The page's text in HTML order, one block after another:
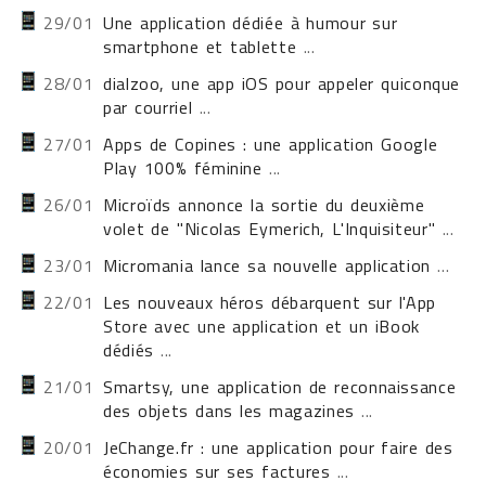
29/01 Une application dédiée à humour sur
smartphone et tablette ...
28/01 dialzoo, une app iOS pour appeler quiconque
par courriel ...
27/01 Apps de Copines : une application Google
Play 100% féminine ...
26/01 Microïds annonce la sortie du deuxième
volet de "Nicolas Eymerich, L'Inquisiteur" ...
23/01 Micromania lance sa nouvelle application ...
22/01 Les nouveaux héros débarquent sur l'App
Store avec une application et un iBook
dédiés ...
21/01 Smartsy, une application de reconnaissance
des objets dans les magazines ...
20/01 JeChange.fr : une application pour faire des
économies sur ses factures ...